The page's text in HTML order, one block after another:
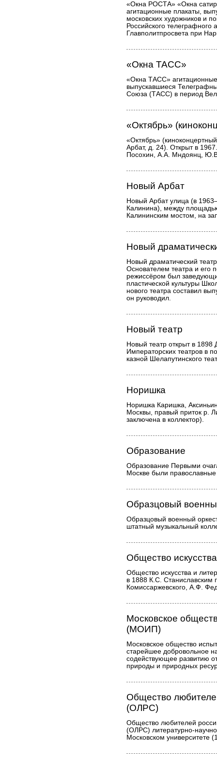
«Окна РОСТА» «Окна
агитационные плакаты,
московских художников и
Российского
Главполитпросвета при
«Окна ТАСС»
«Окна ТАСС»
выпускавшиеся
Союза (ТАСС) в период
«Октябрь»
«Октябрь»
Арбат, д. 24). Открыт в
Посохин, А.А. Мндоянц,
Новый Арбат
Новый Арбат улица (в
Калинина), между
Калининским мостом, на
Новый
Новый драматический
Основателем театра и его
режиссёром был
пластической культуры
нового театра составил
он руководил.
Новый театр
Новый театр открыт в 1898
Императорских театров в
казной Шелапутинского
Норишка
Норишка Каришка,
Москвы, правый приток р.
заключена в коллектор).
Образование
Образование Первыми
Москве были
Образцовый
Образцовый военный
штатный музыкальный
Общество
Общество искусства и
в 1888 К.С. Станиславским
Комиссаржевского, А.Ф.
Московское
(МОИП)
Московское общество
старейшее добровольное
содействующее развитию
природы и природных
Общество
(ОЛРС)
Общество любителей
(ОЛРС) литературно-
Московском